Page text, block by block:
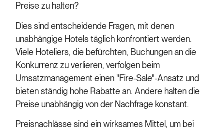
Preise zu halten?
Dies sind entscheidende Fragen, mit denen
unabhängige Hotels täglich konfrontiert werden.
Viele Hoteliers, die befürchten, Buchungen an die
Konkurrenz zu verlieren, verfolgen beim
Umsatzmanagement einen "Fire-Sale"-Ansatz und
bieten ständig hohe Rabatte an. Andere halten die
Preise unabhängig von der Nachfrage konstant.
Preisnachlässe sind ein wirksames Mittel, um bei